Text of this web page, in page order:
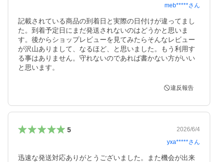
meb*****さん
記載されている商品の到着日と実際の日付けが違ってまし
た。到着予定日にまだ発送されないのはどうかと思いま
す。後からショップレビューを見てみたらそんなレビュー
が沢山ありまして、なるほど、と思いました。もう利用す
る事はありません。守れないのであれば書かない方がいい
と思います。
違反報告
5
2026/6/4
yxa*****さん
迅速な発送対応ありがとうございました。また機会が出来